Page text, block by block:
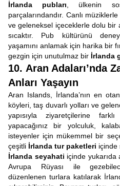
İrlanda pubları , ülkenin
parçalarındandır. Canlı
ve geleneksel içeceklerle dolu
sıcaktır. Pub kültürünü
yaşamını anlamak için harika bir
gezgin için unutulmaz bir İrlanda
10. Aran Adaları’nda
Anları Yaşayın
Aran Islands, İrlanda’nın en
köyleri, taş duvarlı yolları ve
yapısıyla ziyaretçilerine
yapacağınız bir yolculuk,
isteyenler için mükemmel bir
çeşitli İrlanda tur paketleri içinde
İrlanda seyahati içinde yukarıda
Avrupa Rüyası ile
düzenlenen turlara katılarak